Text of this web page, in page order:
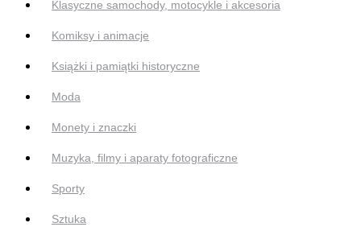
Klasyczne samochody, motocykle i akcesoria
Komiksy i animacje
Książki i pamiątki historyczne
Moda
Monety i znaczki
Muzyka, filmy i aparaty fotograficzne
Sporty
Sztuka